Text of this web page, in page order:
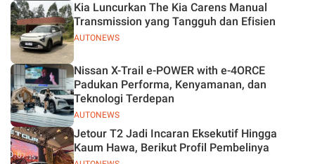
AUTONEWS
Kia Luncurkan The Kia Carens Manual
Transmission yang Tangguh dan Efisien
AUTONEWS
Nissan X-Trail e-POWER with e-4ORCE
Padukan Performa, Kenyamanan, dan
Teknologi Terdepan
Jetour T2 Jadi Incaran Eksekutif Hingga
Kaum Hawa, Berikut Profil Pembelinya